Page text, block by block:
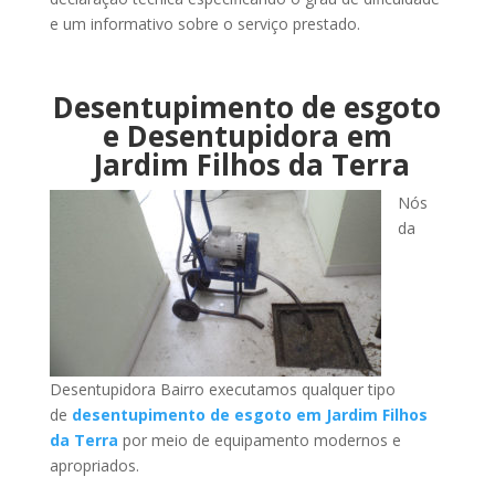
e um informativo sobre o serviço prestado.
Desentupimento de esgoto
e Desentupidora em
Jardim Filhos da Terra
Nós
da
Desentupidora Bairro executamos qualquer tipo
de desentupimento de esgoto em Jardim Filhos
da Terra por meio de equipamento modernos e
apropriados.